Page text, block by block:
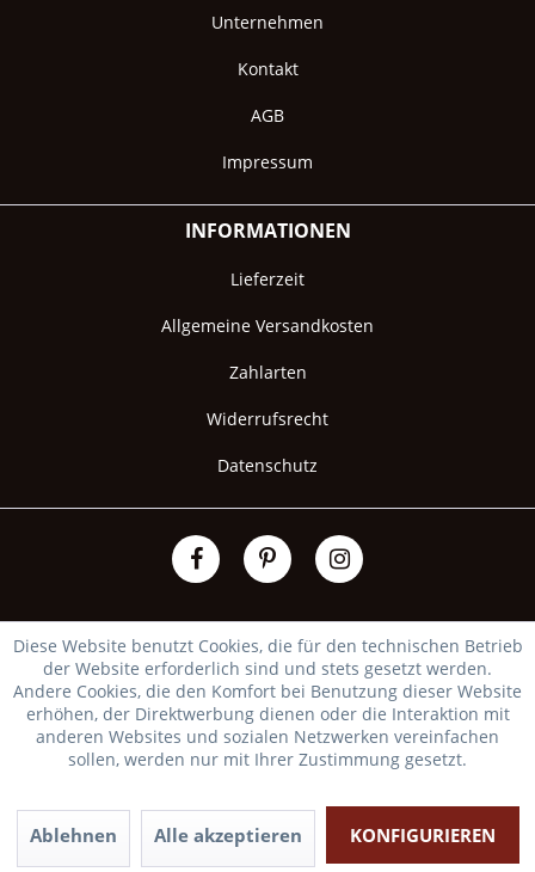
Unternehmen
Kontakt
AGB
Impressum
INFORMATIONEN
Lieferzeit
Allgemeine Versandkosten
Zahlarten
Widerrufsrecht
Datenschutz
Diese Website benutzt Cookies, die für den technischen Betrieb
der Website erforderlich sind und stets gesetzt werden.
Andere Cookies, die den Komfort bei Benutzung dieser Website
erhöhen, der Direktwerbung dienen oder die Interaktion mit
anderen Websites und sozialen Netzwerken vereinfachen
sollen, werden nur mit Ihrer Zustimmung gesetzt.
Ablehnen Alle akzeptieren KONFIGURIEREN